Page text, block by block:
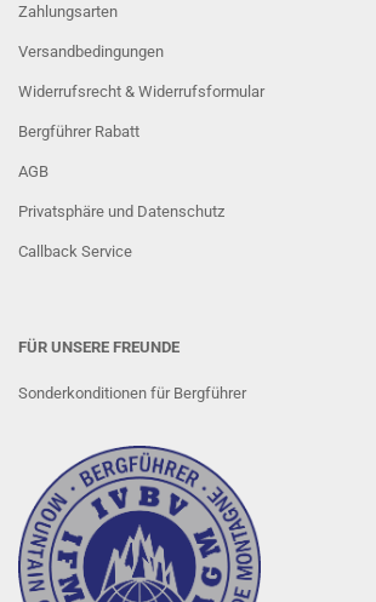
Zahlungsarten
Versandbedingungen
Widerrufsrecht & Widerrufsformular
Bergführer Rabatt
AGB
Privatsphäre und Datenschutz
Callback Service
FÜR UNSERE FREUNDE
Sonderkonditionen für Bergführer